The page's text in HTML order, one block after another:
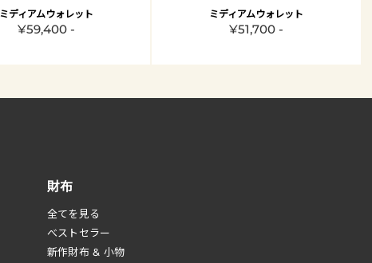
ミディアムウォレット
¥59,400 -
ミディアムウォレット
¥51,700 -
財布
全てを見る
べストセラー
新作財布 & 小物